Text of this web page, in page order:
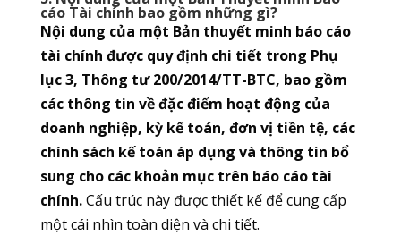
cáo Tài chính bao gồm những gì?
Nội dung của một Bản thuyết minh báo cáo
tài chính được quy định chi tiết trong Phụ
lục 3, Thông tư 200/2014/TT-BTC, bao gồm
các thông tin về đặc điểm hoạt động của
doanh nghiệp, kỳ kế toán, đơn vị tiền tệ, các
chính sách kế toán áp dụng và thông tin bổ
sung cho các khoản mục trên báo cáo tài
chính.Cấu trúc này được thiết kế để cung cấp
một cái nhìn toàn diện và chi tiết.